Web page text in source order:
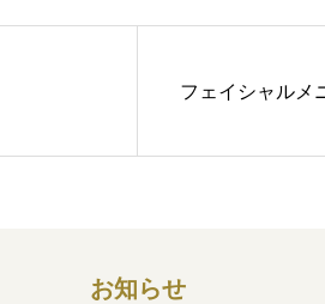
フェイシャルメ
お知らせ